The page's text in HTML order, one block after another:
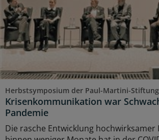
Herbstsymposium der Paul-Martini-Stiftung
Krisenkommunikation war
Pandemie
Die rasche Entwicklung